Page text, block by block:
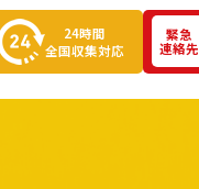
24時間
全国収集対応
緊急
連絡先